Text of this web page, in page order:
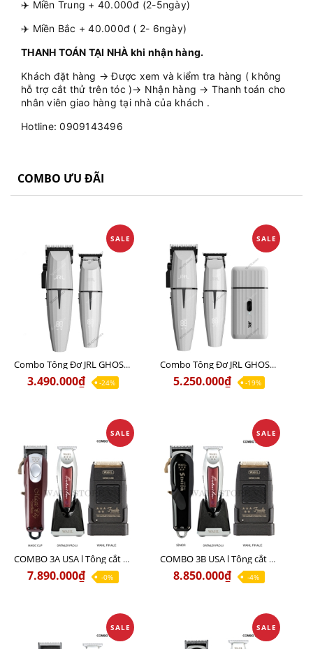
✈️ Miền Trung + 40.000đ (2-5ngày)
✈️ Miền Bắc + 40.000đ ( 2- 6ngày)
THANH TOÁN TẠI NHÀ khi nhận hàng.
Khách đặt hàng → Được xem và kiểm tra hàng ( không
hỗ trợ cắt thử trên tóc )→ Nhận hàng → Thanh toán cho
nhân viên giao hàng tại nhà của khách .
Hotline: 0909143496
COMBO ƯU ĐÃI
SALE
Combo Tông Đơ JRL GHOST 1 Limited Edition Chính Hãng USA
3.490.000₫ -24%
SALE
Combo Tông Đơ JRL GHOST 2 Limited Edition Chính Hãng USA
5.250.000₫ -19%
SALE
COMBO 3A USA l Tông cắt MAGIC + Tông viền DETAILER PRO LI + Cạo khô FINALE
7.890.000₫ -0%
SALE
COMBO 3B USA l Tông cắt SENIOR + Tông viền DETAILER PRO LI + Cạo khô FINALE
8.850.000₫ -4%
SALE SALE